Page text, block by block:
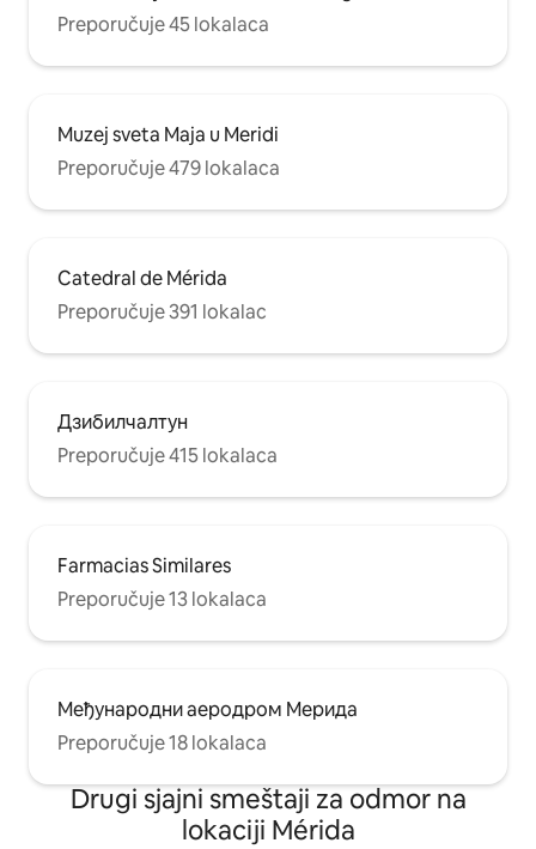
Preporučuje 45 lokalaca
Muzej sveta Maja u Meridi
Preporučuje 479 lokalaca
Catedral de Mérida
Preporučuje 391 lokalac
Дзибилчалтун
Preporučuje 415 lokalaca
Farmacias Similares
Preporučuje 13 lokalaca
Међународни аеродром Мерида
Preporučuje 18 lokalaca
Drugi sjajni smeštaji za odmor na
lokaciji Mérida